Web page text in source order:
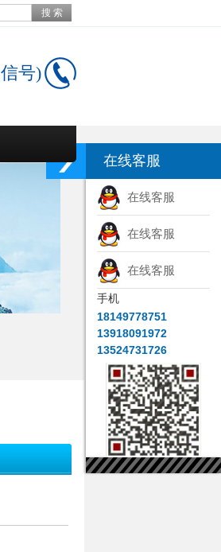
号)
在线客服
在线客服
在线客服
在线客服
手机
18149778751
13918091972
13524731726